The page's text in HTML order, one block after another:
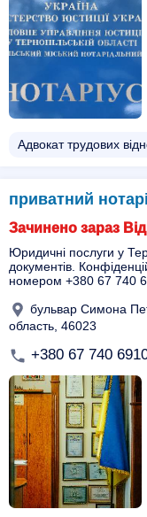
Адвокат трудових
приватний
Зачинено зараз
Юридичні послуги у
документів.
номером +380 67 740
бульвар Симона
область, 46023
+380 67 740